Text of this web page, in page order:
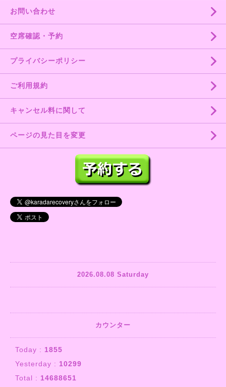
お問い合わせ
空席確認・予約
プライバシーポリシー
ご利用規約
キャンセル料に関して
ページの見た目を変更
2026.08.08 Saturday
カウンター
Today : 1855
Yesterday : 10299
Total : 14688651